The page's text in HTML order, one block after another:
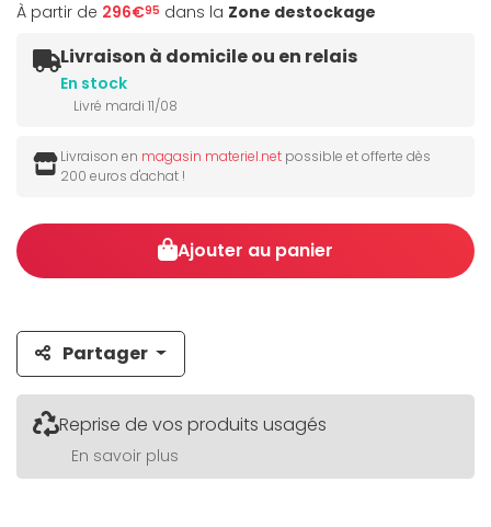
À partir de 296€95 dans la Zone destockage
Livraison à domicile ou en relais
En stock
Livré mardi 11/08
Livraison en magasin materiel.net possible et offerte dès
200 euros d'achat !
Ajouter au panier
Partager
Reprise de vos produits usagés
En savoir plus